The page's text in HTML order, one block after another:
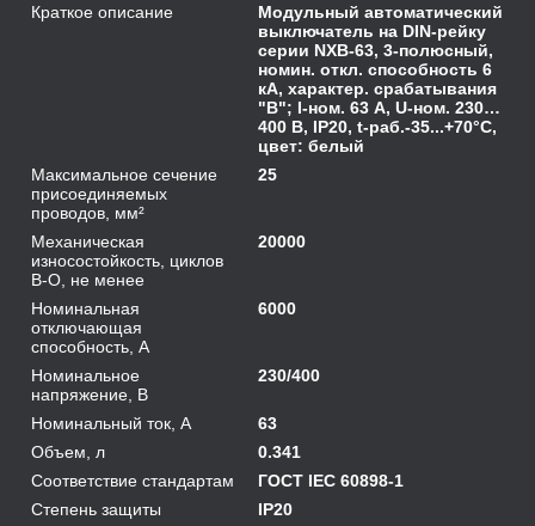
Краткое описание
Модульный автоматический
выключатель на DIN-рейку
серии NXB-63, 3-полюсный,
номин. откл. способность 6
кА, характер. срабатывания
"B"; I-ном. 63 А, U-ном. 230…
400 В, IP20, t-раб.-35...+70°C,
цвет: белый
Максимальное сечение
присоединяемых
проводов, мм²
25
Механическая
износостойкость, циклов
В-О, не менее
20000
Номинальная
отключающая
способность, А
6000
Номинальное
напряжение, В
230/400
Номинальный ток, А
63
Объем, л
0.341
Соответствие стандартам
ГОСТ IEC 60898-1
Степень защиты
IP20